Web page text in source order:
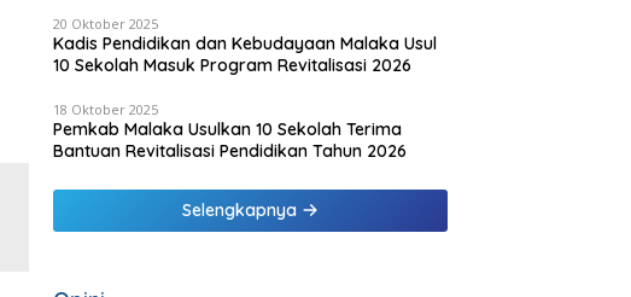
20 Oktober 2025
Kadis Pendidikan dan Kebudayaan Malaka Usul
10 Sekolah Masuk Program Revitalisasi 2026
18 Oktober 2025
Pemkab Malaka Usulkan 10 Sekolah Terima
Bantuan Revitalisasi Pendidikan Tahun 2026
Selengkapnya